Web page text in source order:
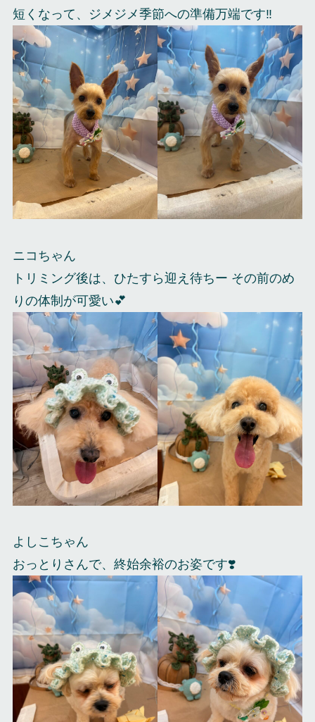
短くなって、ジメジメ季節への準備万端です‼️
ニコちゃん
トリミング後は、ひたすら迎え待ちー その前のめ
りの体制が可愛い💕
よしこちゃん
おっとりさんで、終始余裕のお姿です❣️